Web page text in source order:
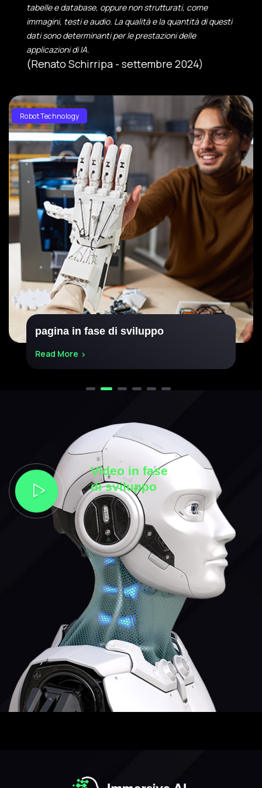
tabelle e database, oppure non strutturati, come
immagini, testi e audio. La qualità e la quantità di questi
dati sono determinanti per le prestazioni delle
applicazioni di IA.
(Renato Schirripa - settembre 2024)
pagina in fase di sviluppo
Read More
Robot Technology
Video in fase
di sviluppo